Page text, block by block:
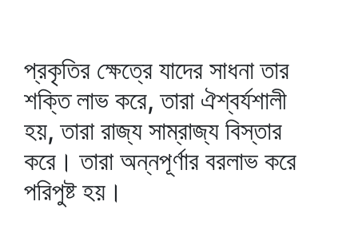
প্রকৃতির ক্ষেত্রে যাদের সাধনা তার
শক্তি লাভ করে, তারা ঐশ্বর্যশালী
হয়, তারা রাজ্য সাম্রাজ্য বিস্তার
করে। তারা অন্নপূর্ণার বরলাভ করে
পরিপুষ্ট হয়।